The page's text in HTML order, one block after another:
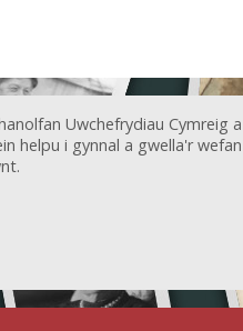
Uwchefrydiau Cymreig
helpu i gynnal a gwella'r